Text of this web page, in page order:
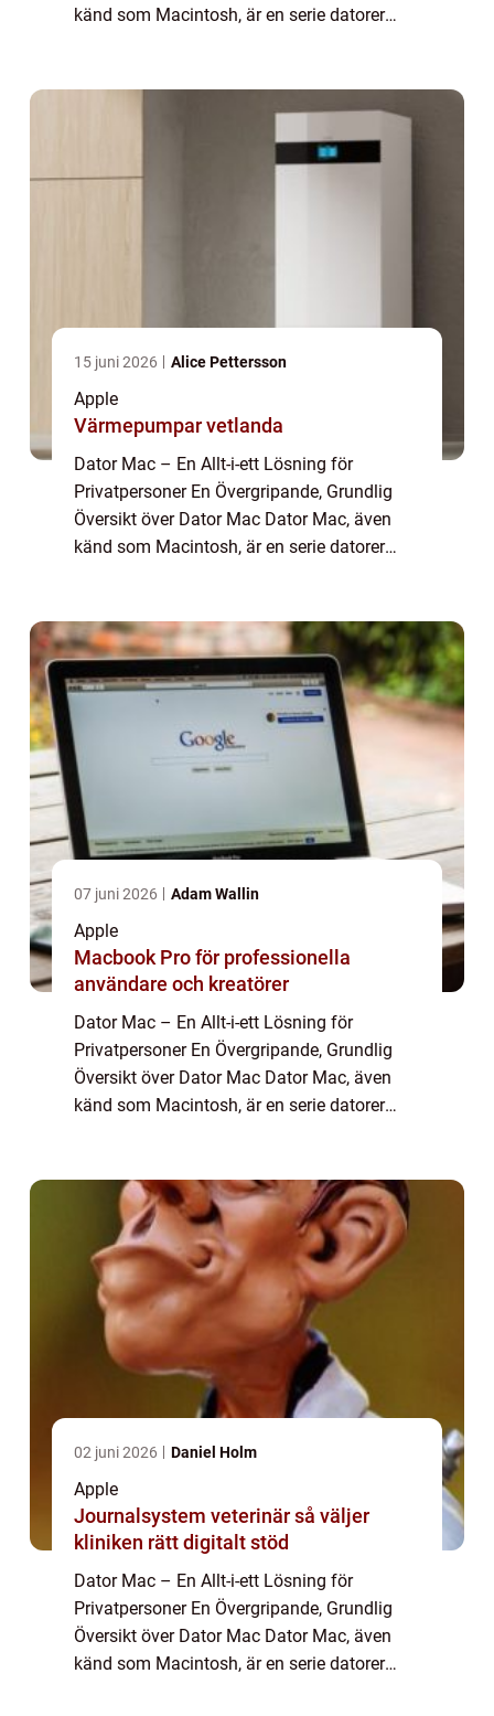
känd som Macintosh, är en serie datorer
15 juni 2026 Alice Pettersson
Apple
Värmepumpar vetlanda
Dator Mac – En Allt-i-ett Lösning för
Privatpersoner En Övergripande, Grundlig
Översikt över Dator Mac Dator Mac, även
känd som Macintosh, är en serie datorer
07 juni 2026 Adam Wallin
Apple
Macbook Pro för professionella
användare och kreatörer
Dator Mac – En Allt-i-ett Lösning för
Privatpersoner En Övergripande, Grundlig
Översikt över Dator Mac Dator Mac, även
känd som Macintosh, är en serie datorer
02 juni 2026 Daniel Holm
Apple
Journalsystem veterinär så väljer
kliniken rätt digitalt stöd
Dator Mac – En Allt-i-ett Lösning för
Privatpersoner En Övergripande, Grundlig
Översikt över Dator Mac Dator Mac, även
känd som Macintosh, är en serie datorer